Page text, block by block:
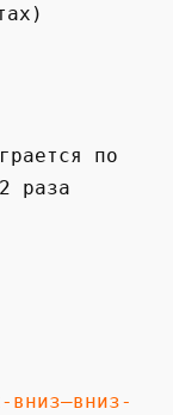
по
раза
вниз—вниз-